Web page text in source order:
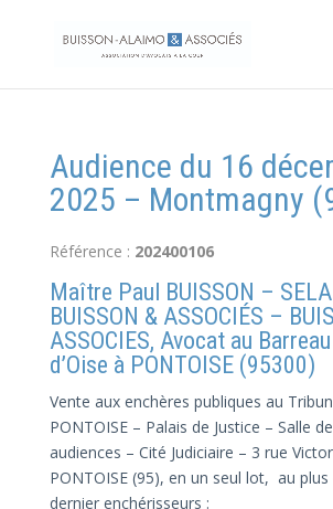
Audience du 16
2025 – Montmagny
Référence : 202400106
Maître Paul BUISSON –
BUISSON & ASSOCIÉS –
ASSOCIES, Avocat au
d’Oise à PONTOISE (95300)
Vente aux enchères publiques au
PONTOISE – Palais de Justice – Salle
audiences – Cité Judiciaire – 3 rue
PONTOISE (95), en un seul lot, au
dernier enchérisseurs :